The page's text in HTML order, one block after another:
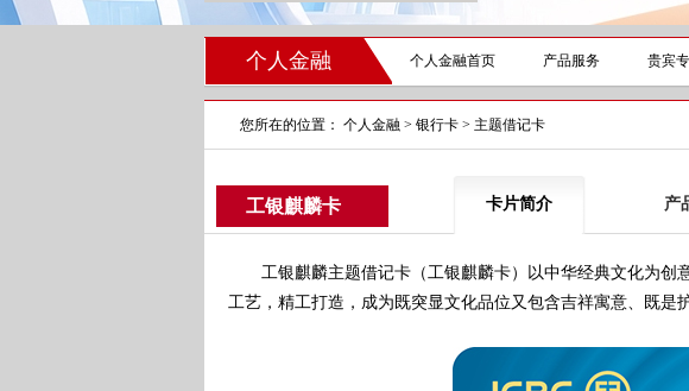
个人金融 个人金融首页 产品服务 贵宾
您所在的位置： 个人金融 > 银行卡 > 主题借记卡
工银麒麟卡 卡片简介 产
工银麒麟主题借记卡（工银麒麟卡）以中华经典文化为创
工艺，精工打造，成为既突显文化品位又包含吉祥寓意、既是